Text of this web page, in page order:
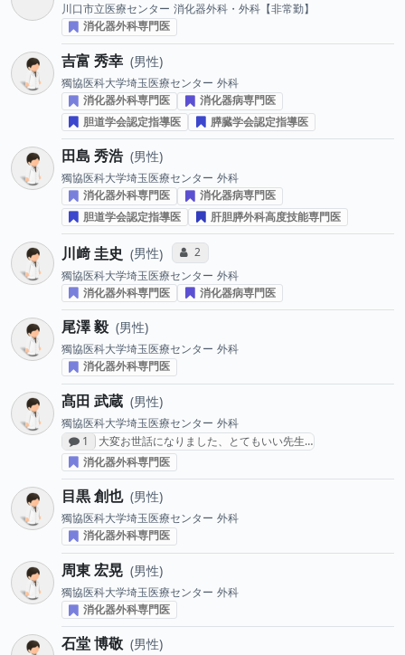
川口市立医療センター 消化器外科・外科【非常勤】
消化器外科専門医
吉富 秀幸 男性
獨協医科大学埼玉医療センター 外科
消化器外科専門医
消化器病専門医
胆道学会認定指導医
膵臓学会認定指導医
田島 秀浩 男性
獨協医科大学埼玉医療センター 外科
消化器外科専門医
消化器病専門医
胆道学会認定指導医
肝胆膵外科高度技能専門医
川﨑 圭史 男性 コミュニケーション・タイプ投票数
2
獨協医科大学埼玉医療センター 外科
消化器外科専門医
消化器病専門医
尾澤 毅 男性
獨協医科大学埼玉医療センター 外科
消化器外科専門医
髙田 武蔵 男性
獨協医科大学埼玉医療センター 外科
感想投稿数
1
大変お世話になりました、とてもいい先生…
消化器外科専門医
目黒 創也 男性
獨協医科大学埼玉医療センター 外科
消化器外科専門医
周東 宏晃 男性
獨協医科大学埼玉医療センター 外科
消化器外科専門医
石堂 博敬 男性